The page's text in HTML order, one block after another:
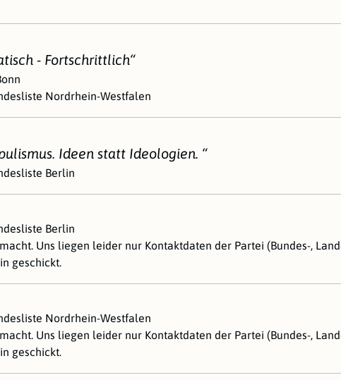
- Fortschrittlich“
Nordrhein-Westfalen
Ideen statt Ideologien. “
Berlin
Berlin
Uns liegen leider nur Kontaktdaten der Partei (Bundes-,
geschickt.
Nordrhein-Westfalen
Uns liegen leider nur Kontaktdaten der Partei (Bundes-,
geschickt.